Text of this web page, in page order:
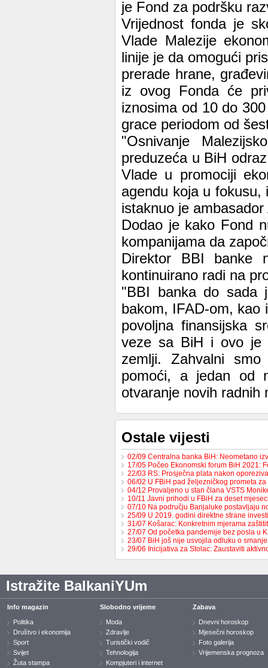
je Fond za podršku
Vrijednost fonda je
Vlade Malezije
linije je da omogući
prerade hrane,
iz ovog Fonda će
iznosima od 10 do
grace periodom od
"Osnivanje
preduzeća u BiH
Vlade u promociji
agendu koja u
istaknuo je ambasador
Dodao je kako Fond
kompanijama da
Direktor BBI banke
kontinuirano radi na
"BBI banka do sada
bakom, IFAD-om, kao
povoljna finansijska
veze sa BiH i ovo je
zemlji. Zahvalni
pomoći, a jedan od
otvaranje novih radnih
Ostale vijesti
02/09 Centralna banka BiH: Neometano
17/05 Počeo Ekonomski forum BiH 2021:
22/03 RS: Prosječna plata nakon
06/02 U FBiH pad željezničkog prometa
04/12 Provaljeno u stan člana VSTS
10/11 Javni prihodi u FBiH za deset
07/10 Na području Banjaluke postavljaju
25/09 U 2019. godini direktne strane
31/07 Košarac: Konkretnim mjerama
27/07 Od početka pandemije bez posla u
23/07 BiH još nije usvojila odluku o
29/06 Inicijativa za Stolac: Zaustaviti
Istražite BalkaniYUm
Info magazin
Politika
Društvo i ekonomija
Sport
Svijet
Žuta stampa
Slobodno vrijeme
Moda
Zdravlje
Turistički vodič
Tehnologija
Kompjuteri i internet
Zabava
Dnevni horoskop
Mjesečni horoskop
Foto galerija
Vrijemenska prognoza